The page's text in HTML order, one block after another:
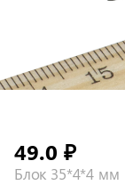
Блок 35*4*4 мм
49.0 ₽